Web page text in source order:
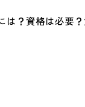
は？資格は必要